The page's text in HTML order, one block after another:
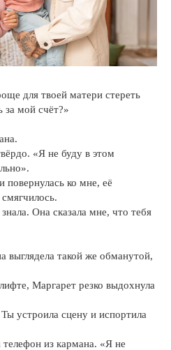
для твоей матери стереть
мой счёт?»
«Я не буду в этом
повернулась ко мне, её
Она сказала мне, что тебя
выглядела такой же обманутой,
Маргарет резко выдохнула
устроила сцену и испортила
из кармана. «Я не